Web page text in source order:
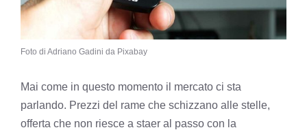
Foto di Adriano Gadini da Pixabay
Mai come in questo momento il mercato ci sta
parlando. Prezzi del rame che schizzano alle stelle,
offerta che non riesce a staer al passo con la